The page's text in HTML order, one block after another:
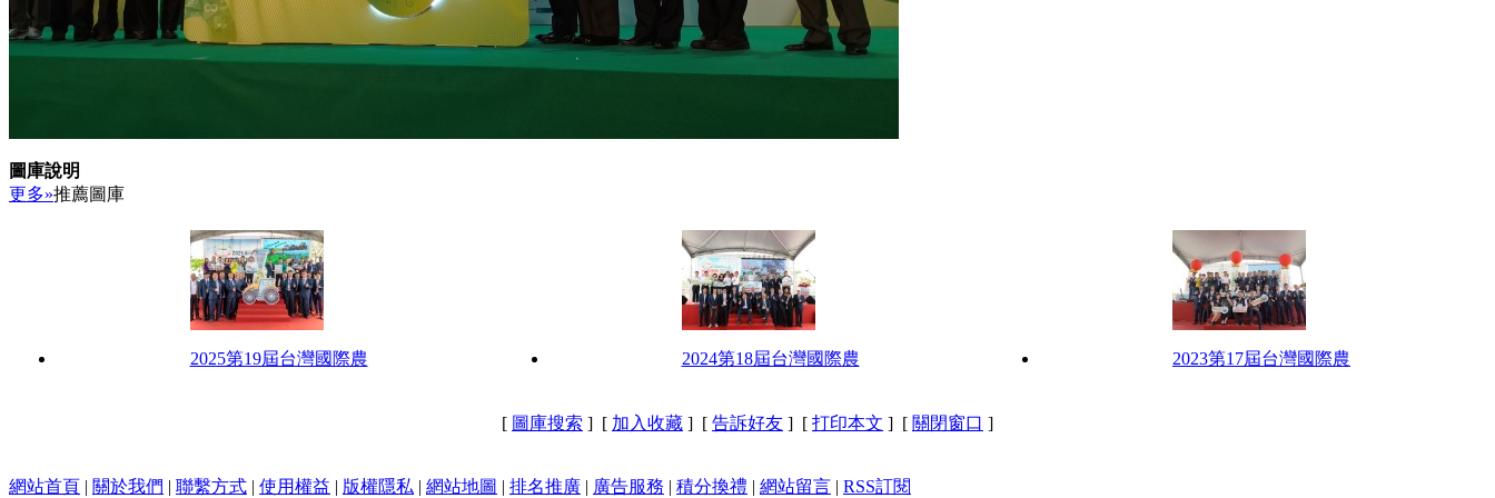
圖庫說明
更多»推薦圖庫
2025第19屆台灣國際農 2024第18屆台灣國際農 2023第17屆台灣國際農
[ 圖庫搜索 ] [ 加入收藏 ] [ 告訴好友 ] [ 打印本文 ] [ 關閉窗口 ]
網站首頁 | 關於我們 | 聯繫方式 | 使用權益 | 版權隱私 | 網站地圖 | 排名推廣 | 廣告服務 | 積分換禮 | 網站留言 | RSS訂閱